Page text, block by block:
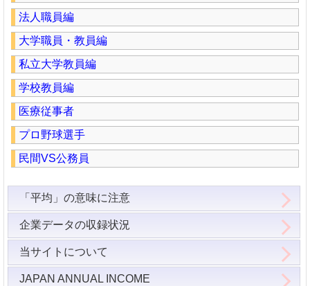
法人職員編
大学職員・教員編
私立大学教員編
学校教員編
医療従事者
プロ野球選手
民間VS公務員
「平均」の意味に注意
企業データの収録状況
当サイトについて
JAPAN ANNUAL INCOME